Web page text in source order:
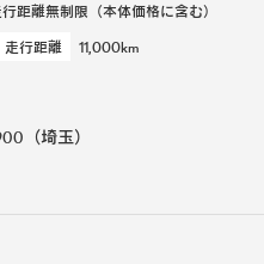
距離無制限（本体価格に含む）
走行距離 11,000km
（埼玉）